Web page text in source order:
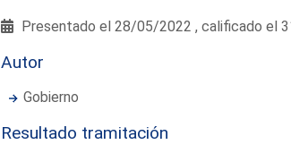
Presentado el 28/05/2022 , calificado el
Autor
Gobierno
Resultado tramitación